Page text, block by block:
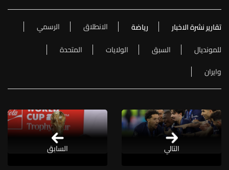
تقارير نشرة الاخبار رياضة الانطلاق
الرسمي
للمونديال
السبق الولايات
المتحدة
وايران
التالي السابق